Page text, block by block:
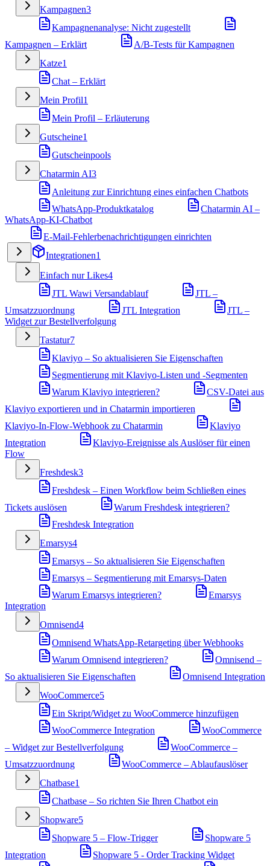
Kampagnen3
Kampagnenanalyse: Nicht zugestellt
Kampagnen – Erklärt
A/B-Tests für Kampagnen
Katze1
Chat – Erklärt
Mein Profil1
Mein Profil – Erläuterung
Gutscheine1
Gutscheinpools
Chatarmin AI3
Anleitung zur Einrichtung eines einfachen Chatbots
WhatsApp-Produktkatalog
Chatarmin AI –
WhatsApp-KI-Chatbot
E-Mail-Fehlerbenachrichtigungen einrichten
Integrationen1
Einfach nur Likes4
JTL Wawi Versandablauf
JTL –
Umsatzzuordnung
JTL Integration
JTL –
Widget zur Bestellverfolgung
Tastatur7
Klaviyo – So aktualisieren Sie Eigenschaften
Segmentierung mit Klaviyo-Listen und -Segmenten
Warum Klaviyo integrieren?
CSV-Datei aus
Klaviyo exportieren und in Chatarmin importieren
Klaviyo-In-Flow-Webhook zu Chatarmin
Klaviyo
Integration
Klaviyo-Ereignisse als Auslöser für einen
Flow
Freshdesk3
Freshdesk – Einen Workflow beim Schließen eines
Tickets auslösen
Warum Freshdesk integrieren?
Freshdesk Integration
Emarsys4
Emarsys – So aktualisieren Sie Eigenschaften
Emarsys – Segmentierung mit Emarsys-Daten
Warum Emarsys integrieren?
Emarsys
Integration
Omnisend4
Omnisend WhatsApp-Retargeting über Webhooks
Warum Omnisend integrieren?
Omnisend –
So aktualisieren Sie Eigenschaften
Omnisend Integration
WooCommerce5
Ein Skript/Widget zu WooCommerce hinzufügen
WooCommerce Integration
WooCommerce
– Widget zur Bestellverfolgung
WooCommerce –
Umsatzzuordnung
WooCommerce – Ablaufauslöser
Chatbase1
Chatbase – So richten Sie Ihren Chatbot ein
Shopware5
Shopware 5 – Flow-Trigger
Shopware 5
Integration
Shopware 5 - Order Tracking Widget